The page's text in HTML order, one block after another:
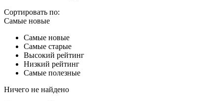
Сортировать по:
Самые новые
Самые новые
Самые старые
Высокий рейтинг
Низкий рейтинг
Самые полезные
Ничего не найдено